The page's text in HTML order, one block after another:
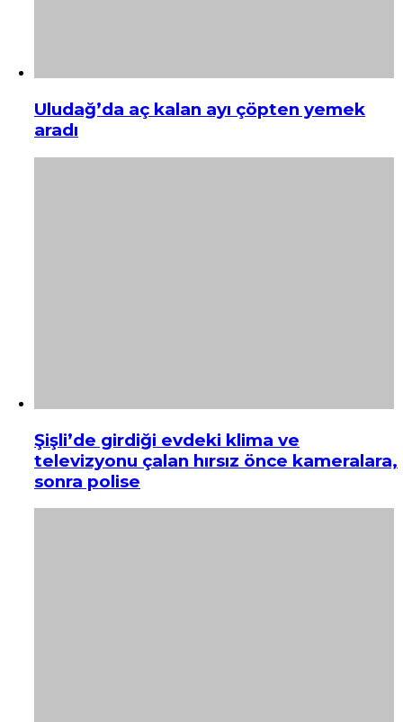
Uludağ’da aç kalan ayı çöpten yemek
aradı
Şişli’de girdiği evdeki klima ve
televizyonu çalan hırsız önce kameralara,
sonra polise